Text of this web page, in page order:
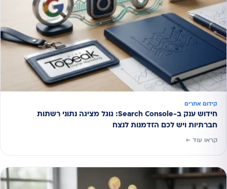
קידום אתרים
חידוש ענק ב-Search Console: גוגל מציגה נתוני רשתות
חברתיות ויש לכם הזדמנות לנצח
קראו עוד ←